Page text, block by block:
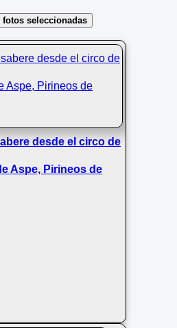
fotos seleccionadas
desde el circo de
Aspe, Pirineos de